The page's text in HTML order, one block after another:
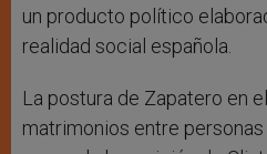
un producto político
realidad social española.
La postura de Zapatero en
matrimonios entre